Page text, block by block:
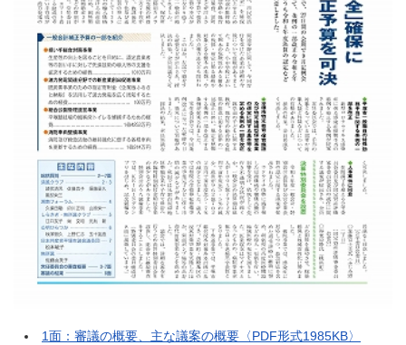
1面：審議の概要、主な議案の概要〈PDF形式1985KB〉